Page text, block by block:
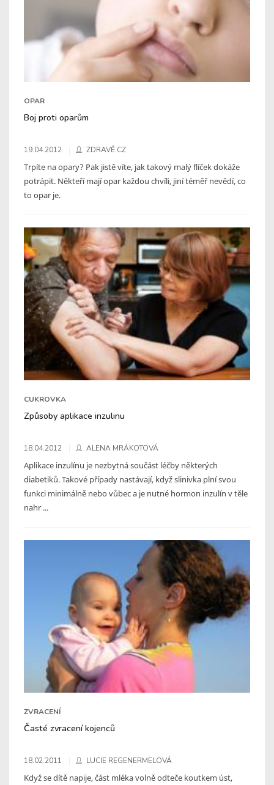
OPAR
Boj proti oparům
19.04.2012 ZDRAVĚ.CZ
Trpíte na opary? Pak jistě víte, jak takový malý flíček dokáže
potrápit. Někteří mají opar každou chvíli, jiní téměř nevědí, co
to opar je.
CUKROVKA
Způsoby aplikace inzulinu
18.04.2012 ALENA MRÁKOTOVÁ
Aplikace inzulínu je nezbytná součást léčby některých
diabetiků. Takové případy nastávají, když slinivka plní svou
funkci minimálně nebo vůbec a je nutné hormon inzulín v těle
nahr ...
ZVRACENÍ
Časté zvracení kojenců
18.02.2011 LUCIE REGENERMELOVÁ
Když se dítě napije, část mléka volně odteče koutkem úst,